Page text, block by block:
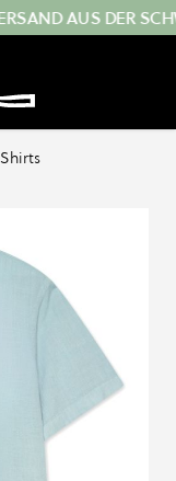
DER SCHWEIZ
Shirts